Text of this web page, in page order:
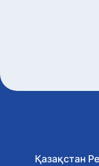
Қазақстан